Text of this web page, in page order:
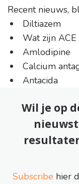
Recent nieuws,
Diltiazem
Wat zijn
Amlodipine
Calcium
Antacida
Wil je op
Subscribe hier